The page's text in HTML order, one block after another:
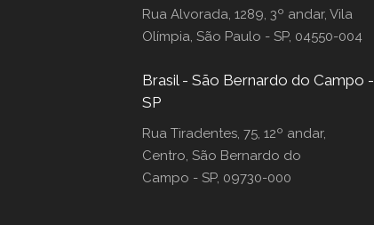
Rua Alvorada, 1289, 3º andar, Vila
Olímpia, São Paulo - SP, 04550-004
Brasil - São Bernardo do Campo -
SP
Rua Tiradentes, 75, 12º andar,
Centro, São Bernardo do
Campo - SP, 09730-000